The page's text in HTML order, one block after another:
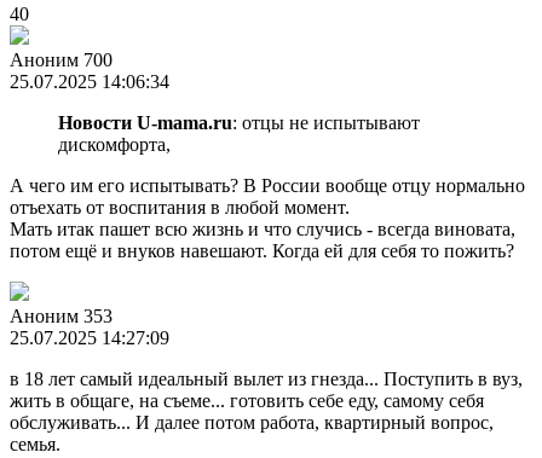
40
Аноним 700
25.07.2025 14:06:34
Новости U-mama.ru: отцы не испытывают
дискомфорта,
А чего им его испытывать? В России вообще отцу нормально
отъехать от воспитания в любой момент.
Мать итак пашет всю жизнь и что случись - всегда виновата,
потом ещё и внуков навешают. Когда ей для себя то пожить?
Аноним 353
25.07.2025 14:27:09
в 18 лет самый идеальный вылет из гнезда... Поступить в вуз,
жить в общаге, на съеме... готовить себе еду, самому себя
обслуживать... И далее потом работа, квартирный вопрос,
семья.